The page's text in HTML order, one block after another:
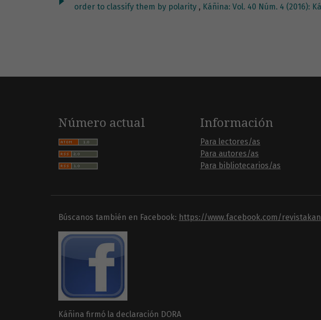
order to classify them by polarity , Káñina: Vol. 40 Núm. 4 (2016):
Número actual Información
Para lectores/as
Para autores/as
Para bibliotecarios/as
Búscanos también en Facebook: https://www.facebook.com/
Káñina firmó la declaración DORA